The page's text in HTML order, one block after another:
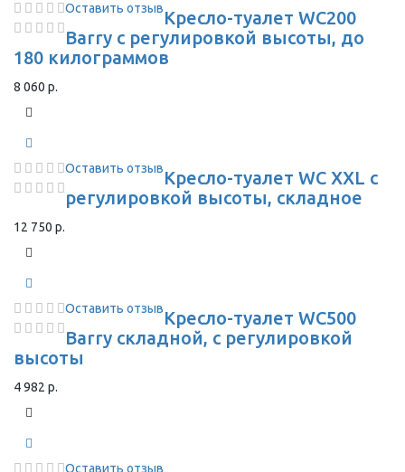
Оставить отзывКресло-туалет WC200
Barry с регулировкой высоты, до
180 килограммов
8 060 р.
Оставить отзывКресло-туалет WC XXL с
регулировкой высоты, складное
12 750 р.
Оставить отзывКресло-туалет WC500
Barry складной, с регулировкой
высоты
4 982 р.
Оставить отзыв